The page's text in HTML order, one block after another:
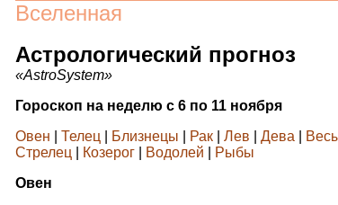
Вселенная
Астрологический прогноз
«AstroSystem»
Гороскоп на неделю c 6 по 11 ноября
Овен
Телец Близнецы Рак Лев Дева
Стрелец
Козерог Водолей
Рыбы
Овен